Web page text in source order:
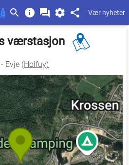
Vær nyheter
værstasjon
- Evje (Holfuy)